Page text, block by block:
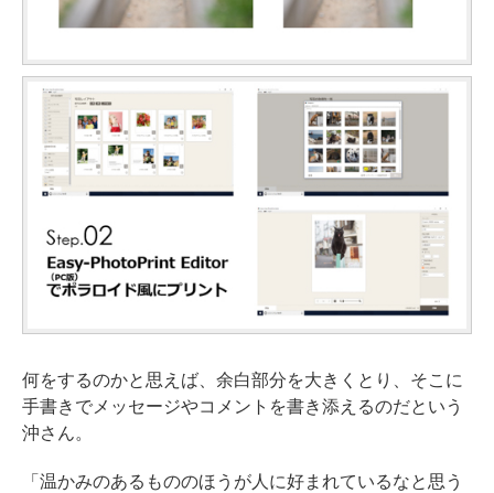
何をするのかと思えば、余白部分を大きくとり、そこに
手書きでメッセージやコメントを書き添えるのだという
沖さん。
「温かみのあるもののほうが人に好まれているなと思う